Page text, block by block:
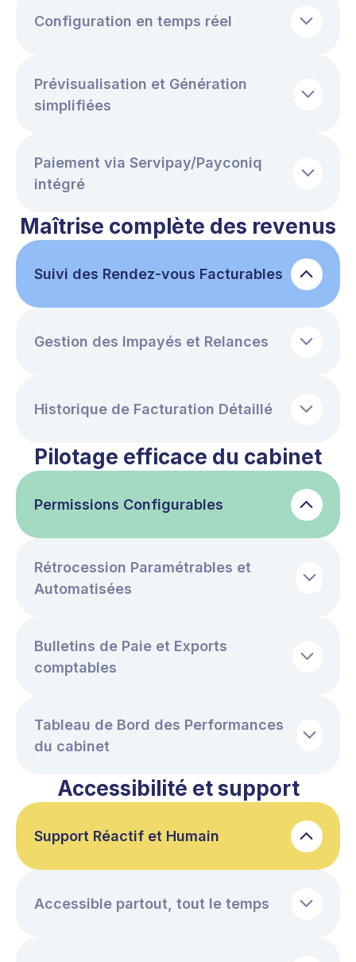
Configuration en temps réel
Prévisualisation et Génération
simplifiées
Paiement via Servipay/Payconiq
intégré
Maîtrise complète des revenus
Suivi des Rendez-vous Facturables
Gestion des Impayés et Relances
Historique de Facturation Détaillé
Pilotage efficace du cabinet
Permissions Configurables
Rétrocession Paramétrables et
Automatisées
Bulletins de Paie et Exports
comptables
Tableau de Bord des Performances
du cabinet
Accessibilité et support
Support Réactif et Humain
Accessible partout, tout le temps